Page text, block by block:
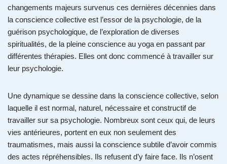
changements majeurs survenus ces dernières décennies dans
la conscience collective est l’essor de la psychologie, de la
guérison psychologique, de l’exploration de diverses
spiritualités, de la pleine conscience au yoga en passant par
différentes thérapies. Elles ont donc commencé à travailler sur
leur psychologie.
Une dynamique se dessine dans la conscience collective, selon
laquelle il est normal, naturel, nécessaire et constructif de
travailler sur sa psychologie. Nombreux sont ceux qui, de leurs
vies antérieures, portent en eux non seulement des
traumatismes, mais aussi la conscience subtile d’avoir commis
des actes répréhensibles. Ils refusent d’y faire face. Ils n’osent